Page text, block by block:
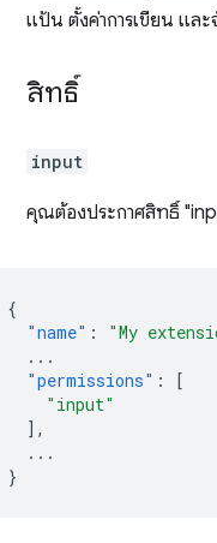
แป้น ตั้งค่าการเขียน และ
สิทธิ์
input
คุณต้องประกาศสิทธิ์
{
"name" : "My
...
"permissions" :
[
"input"
],
...
}